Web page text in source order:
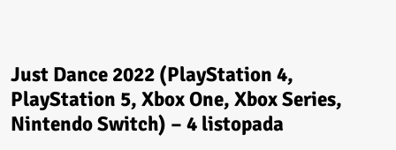
Just Dance 2022 (PlayStation 4,
PlayStation 5, Xbox One, Xbox Series,
Nintendo Switch) – 4 listopada